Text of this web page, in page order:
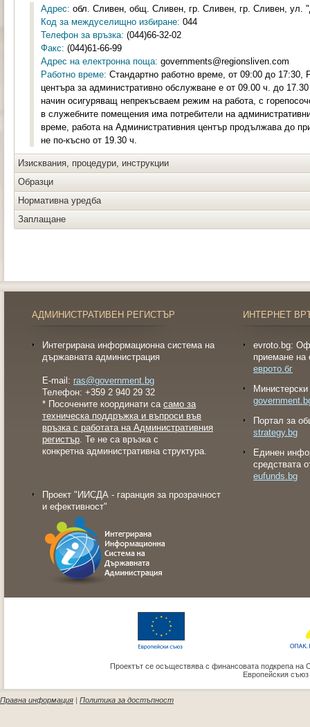
Адрес: обл. Сливен, общ. Сливен, гр. Сливен, гр. Сливен, ул.
Код за междуселищно избиране: 044
Телефон за връзка: (044)66-32-02
Факс: (044)61-66-99
Адрес на електронна поща: governments@regionsliven.com
Работно време: Стандартно работно време, от 09:00 до 17:30,
центъра за административно обслужване е от 09.00 ч. до
начин осигуряващ непрекъсваем режим на работа, с
в служебните помещения има потребители на
време, работа на Административния център продължава до
не по-късно от 19.30 ч.
Изисквания, процедури, инструкции
Образци
Нормативна уредба
Заплащане
АДМИНИСТРАТИВЕН РЕГИСТЪР
Интегрирана информационна система на
държавната администрация
E-mail: ras@government.bg
Телефон: +359 2 940 29 32
* Посочените координати са само за
техническа поддръжка и въпроси във
връзка с работата на Административния
регистър. Те не са връзка с
конкретна административна структура.
Проект "ИИСДА - гаранция за прозрачност
и ефективност"
ИНТЕРНЕТ
evroto.bg:
приемане на
еврото.бг
Портал за
strategy.bg
Eдинен
средствата
eufunds.bg
Проектът се осъществява с финансовата подкрепа на
Европейския
Правна информация | Политика за достъпност